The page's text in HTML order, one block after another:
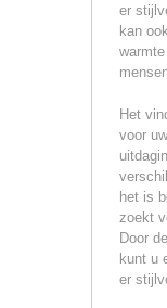
er
kan
Het
voor
het is
zoekt
Door
kunt u
er